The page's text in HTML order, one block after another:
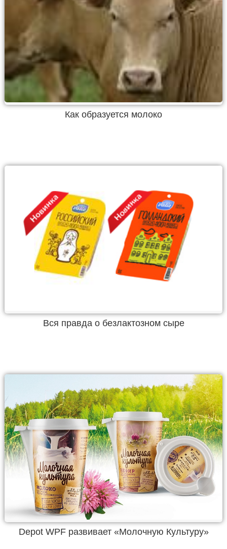
Как образуется молоко
Вся правда о безлактозном сыре
Depot WPF развивает «Молочную Культуру»